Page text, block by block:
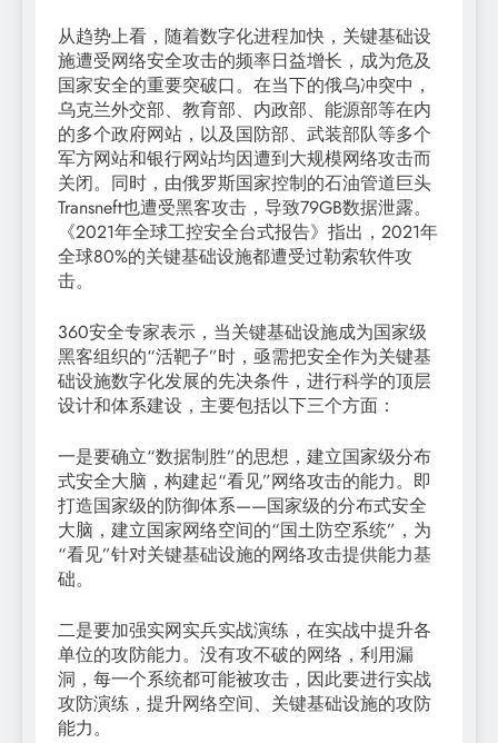
从趋势上看，随着数字化进程加快，关键基础设
施遭受网络安全攻击的频率日益增长，成为危及
国家安全的重要突破口。在当下的俄乌冲突中，
乌克兰外交部、教育部、内政部、能源部等在内
的多个政府网站，以及国防部、武装部队等多个
军方网站和银行网站均因遭到大规模网络攻击而
关闭。同时，由俄罗斯国家控制的石油管道巨头
Transneft也遭受黑客攻击，导致79GB数据泄露。
《2021年全球工控安全台式报告》指出，2021年
全球80%的关键基础设施都遭受过勒索软件攻
击。
360安全专家表示，当关键基础设施成为国家级
黑客组织的“活靶子”时，亟需把安全作为关键基
础设施数字化发展的先决条件，进行科学的顶层
设计和体系建设，主要包括以下三个方面：
一是要确立“数据制胜”的思想，建立国家级分布
式安全大脑，构建起“看见”网络攻击的能力。即
打造国家级的防御体系——国家级的分布式安全
大脑，建立国家网络空间的“国土防空系统”，为
“看见”针对关键基础设施的网络攻击提供能力基
础。
二是要加强实网实兵实战演练，在实战中提升各
单位的攻防能力。没有攻不破的网络，利用漏
洞，每一个系统都可能被攻击，因此要进行实战
攻防演练，提升网络空间、关键基础设施的攻防
能力。